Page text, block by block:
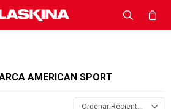
AMERICAN SPORT
Recientes